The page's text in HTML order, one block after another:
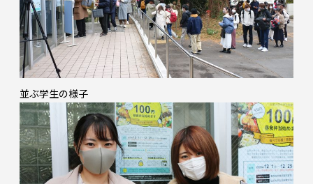
並ぶ学生の様子